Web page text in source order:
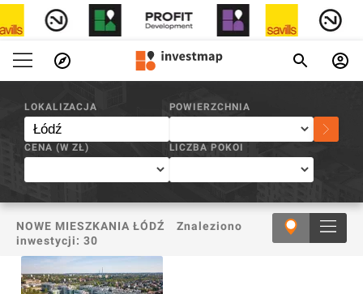
INVESTMAP.PL
LOKALIZACJA POWIERZCHNIA
CENA (W ZŁ) LICZBA POKOI
NOWE MIESZKANIA ŁÓDŹ
Znaleziono
inwestycji: 30